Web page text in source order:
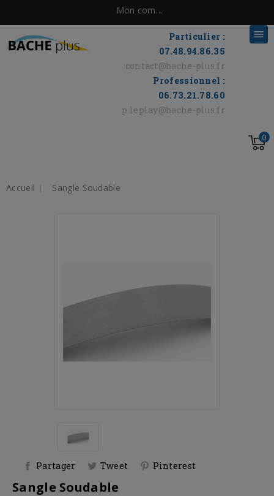
Mon compte
Particulier :
07.48.94.86.35
contact@bache-plus.fr
Professionnel :
06.73.21.78.60
p.leplay@bache-plus.fr

0
Accueil Sangle Soudable
Partager Tweet Pinterest
Sangle Soudable